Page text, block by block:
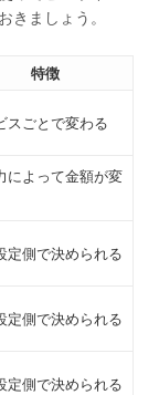
きましょう。
特徴
スごとで変わる
によって金額が変
定側で決められる
定側で決められる
定側で決められる